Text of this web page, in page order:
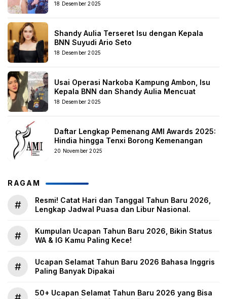
18 Desember 2025
Shandy Aulia Terseret Isu dengan Kepala
BNN Suyudi Ario Seto
18 Desember 2025
Usai Operasi Narkoba Kampung Ambon, Isu
Kepala BNN dan Shandy Aulia Mencuat
18 Desember 2025
Daftar Lengkap Pemenang AMI Awards 2025:
Hindia hingga Tenxi Borong Kemenangan
20 November 2025
RAGAM
#
Resmi! Catat Hari dan Tanggal Tahun Baru 2026,
Lengkap Jadwal Puasa dan Libur Nasional.
#
Kumpulan Ucapan Tahun Baru 2026, Bikin Status
WA & IG Kamu Paling Kece!
#
Ucapan Selamat Tahun Baru 2026 Bahasa Inggris
Paling Banyak Dipakai
50+ Ucapan Selamat Tahun Baru 2026 yang Bisa